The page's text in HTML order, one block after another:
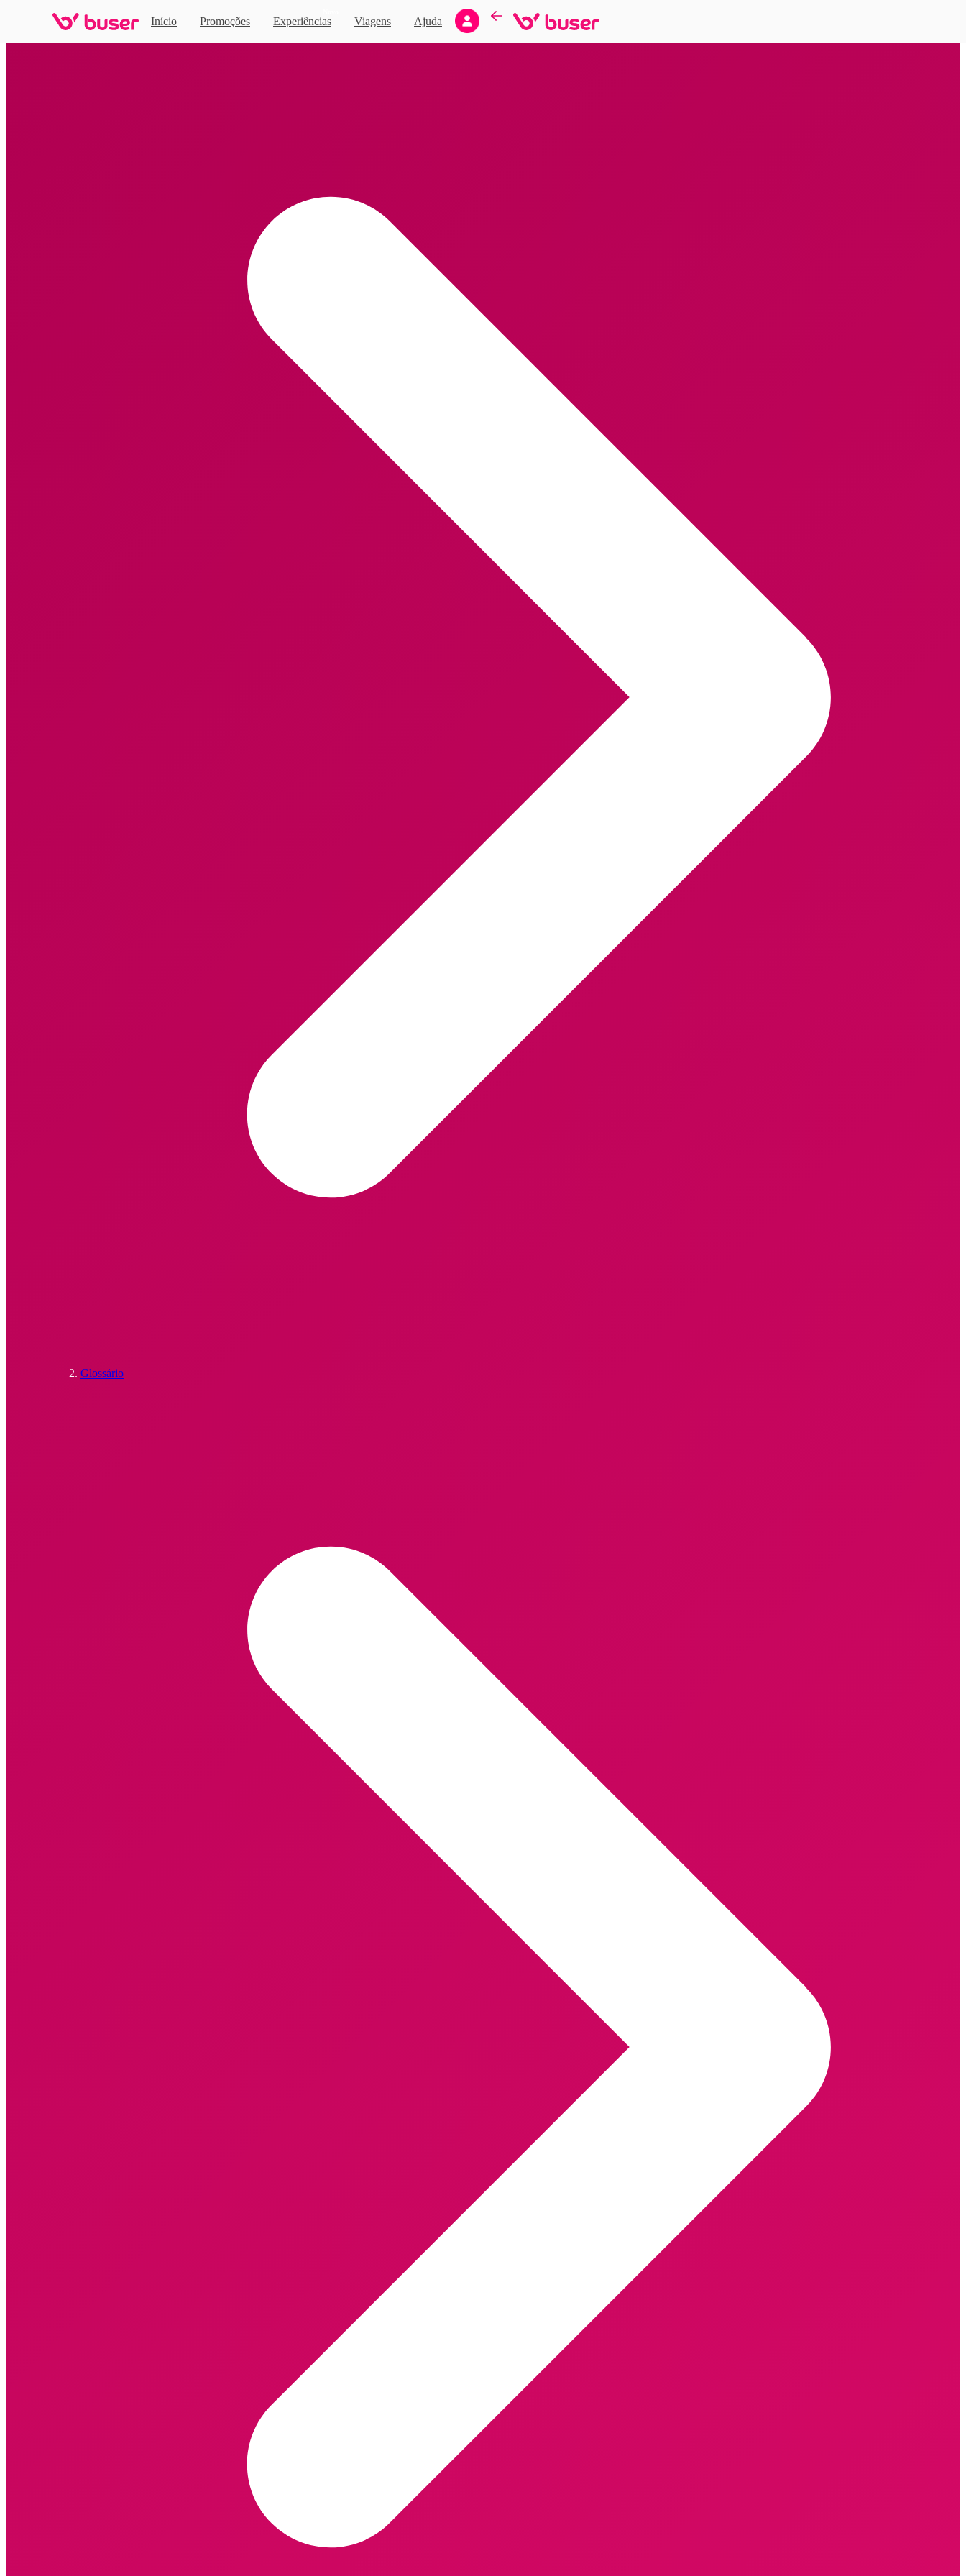
Início Promoções Experiências Viagens Ajuda
Home
Glossário